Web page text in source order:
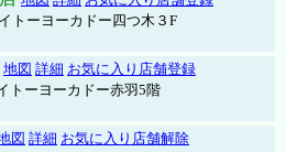
トーヨーカドー四つ木３F
地図 詳細 お気に入り店舗登録
トーヨーカドー赤羽5階
図 詳細 お気に入り店舗解除